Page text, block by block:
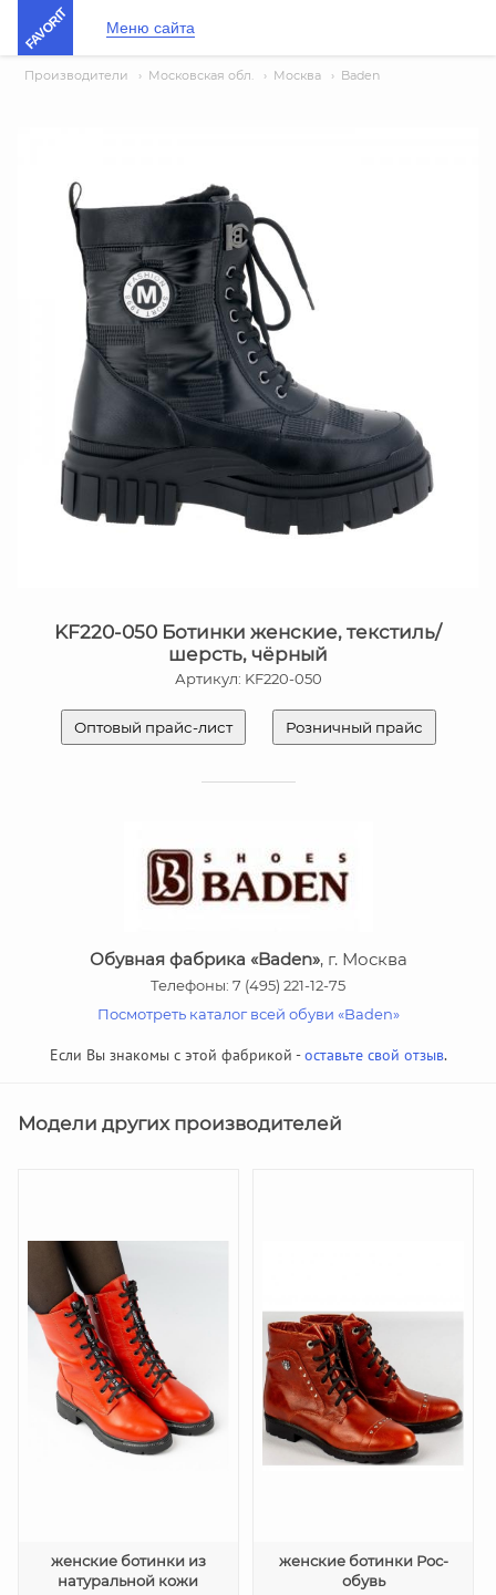
FAVORIT Меню сайта
Производители › Московская обл. › Москва › Baden
KF220-050 Ботинки женские, текстиль/
шерсть, чёрный
Артикул: KF220-050
Оптовый прайс-лист Розничный прайс
Обувная фабрика «Baden», г. Москва
Телефоны: 7 (495) 221-12-75
Посмотреть каталог всей обуви «Baden»
Если Вы знакомы с этой фабрикой -оставьте свой отзыв.
Модели других производителей
женские ботинки из
натуральной кожи
женские ботинки Рос-
обувь